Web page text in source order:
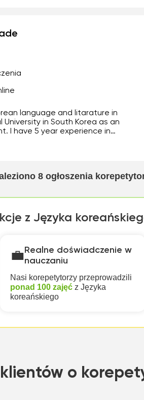
language and litarature in
University in South Korea as an
I have 5 year experience in
Korean language for all age
8 ogłoszenia
z Języka
💼 Realne doświadczenie w
nauczaniu
Nasi korepetytorzy przeprowadzili
ponad 100 zajęćz Języka
koreańskiego
o